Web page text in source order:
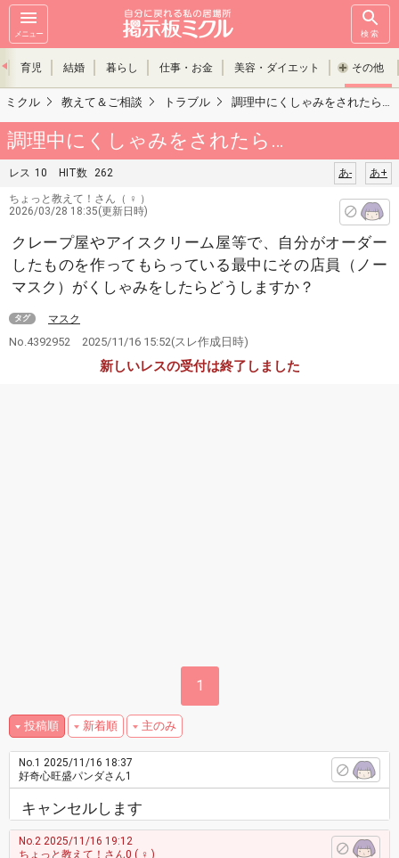
メニュー 検索
育児 結婚 暮らし 仕事・お金 美容・ダイエット その他
ミクル 教えて＆ご相談 トラブル 調理中にくしゃみをされたら…
調理中にくしゃみをされたら…
レス 10 HIT数 262 あ+
あ-
ちょっと教えて！さん （ ♀ ）
2026/03/28 18:35(更新日時)
クレープ屋やアイスクリーム屋等で、自分がオーダー
したものを作ってもらっている最中にその店員（ノー
マスク）がくしゃみをしたらどうしますか？
タグ マスク
No.4392952 2025/11/16 15:52(スレ作成日時)
新しいレスの受付は終了しました
1
投稿順 新着順 主のみ
No.1 2025/11/16 18:37
好奇心旺盛パンダさん1
キャンセルします
No.2 2025/11/16 19:12
ちょっと教えて！さん0 ( ♀ )